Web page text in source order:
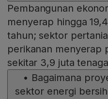
Pembangunan
menyerap hingga
tahun; sektor
perikanan menyerap
sekitar 3,9 juta
• Bagaimana
sektor energi